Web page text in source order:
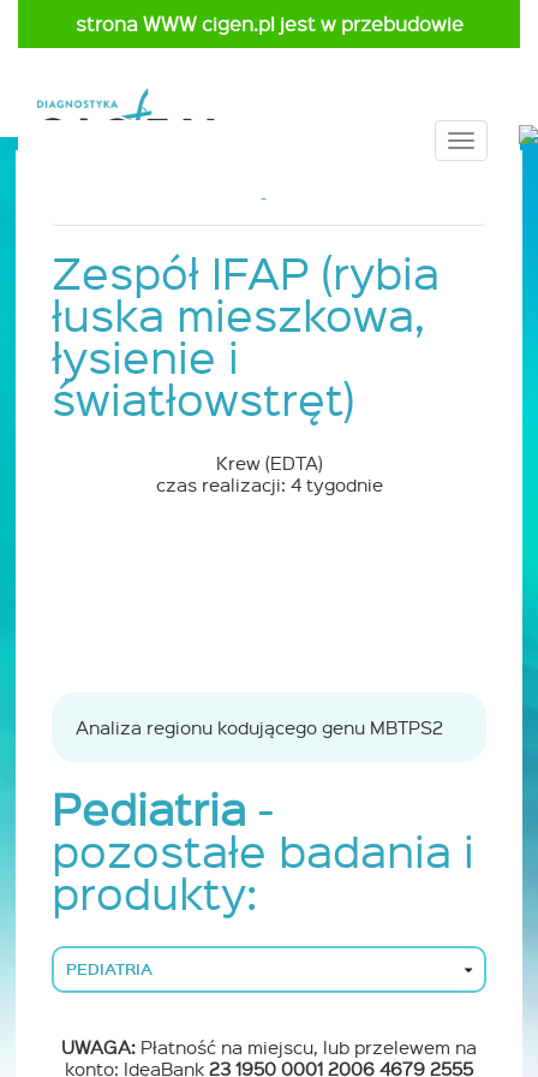
strona WWW cigen.pl jest w przebudowie
Toggle
Zespół IFAP (rybia
łuska mieszkowa,
łysienie i
światłowstręt)
Krew (EDTA)
czas realizacji: 4 tygodnie
Analiza regionu kodującego genu MBTPS2
Pediatria -
pozostałe badania i
produkty:
PEDIATRIA
UWAGA: Płatność na miejscu, lub przelewem na
konto: IdeaBank 23 1950 0001 2006 4679 2555